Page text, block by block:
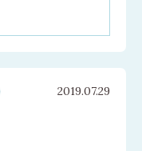
しない 蕾は収穫しない
2019.07.29